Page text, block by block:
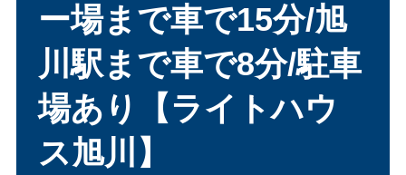
ー場まで車で15分/旭
川駅まで車で8分/駐車
場あり【ライトハウ
ス旭川】